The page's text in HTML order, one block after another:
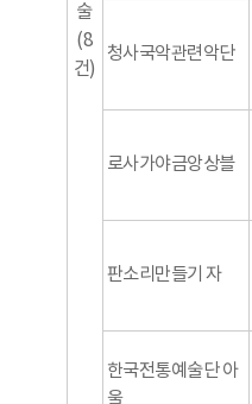
술
(8
건)
청사국악관련악단
로사가야금앙상블
판소리만들기 자
한국전통예술단 아
울